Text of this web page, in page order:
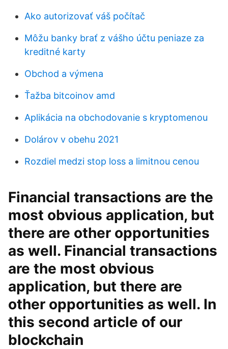
Ako autorizovať váš počítač
Môžu banky brať z vášho účtu peniaze za
kreditné karty
Obchod a výmena
Ťažba bitcoinov amd
Aplikácia na obchodovanie s kryptomenou
Dolárov v obehu 2021
Rozdiel medzi stop loss a limitnou cenou
Financial transactions are the
most obvious application, but
there are other opportunities
as well. Financial transactions
are the most obvious
application, but there are
other opportunities as well. In
this second article of our
blockchain